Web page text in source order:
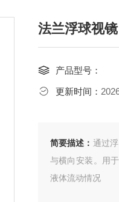
法兰浮球视镜
产品型号：
更新时间：
简要描述： 通过
与横向安装。用
液体流动情况